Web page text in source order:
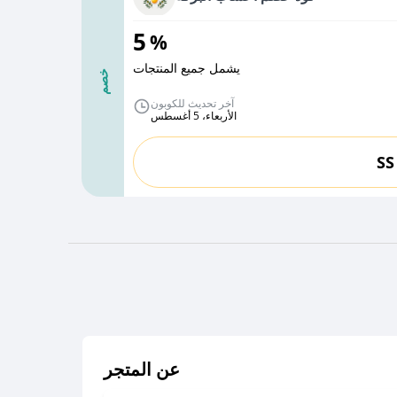
خصم
5%
يشمل جميع المنتجات
آخر تحديث للكوبون
الأربعاء، 5 أغسطس
SS
عن المتجر